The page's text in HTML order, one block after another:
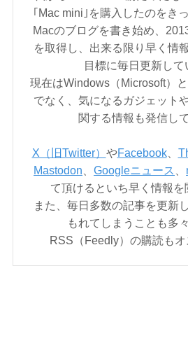
｢Mac mini｣を購入したのをき
Macのブログを書き始め、
を取得し、出来る限り早く情
目標に毎日更新して
現在はWindows（Microsoft）
でなく、気になるガジェット
関する情報も発信し
X（旧Twitter） やFacebook、
Mastodon
Googleニュース
て頂けるといち早く情報を
また、毎日多数の記事を更新
もれてしまうことも多
RSS（Feedly）の購読もオ